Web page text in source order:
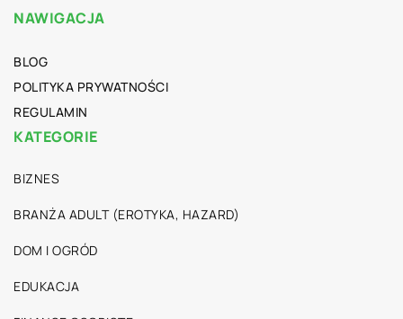
NAWIGACJA
BLOG
POLITYKA PRYWATNOŚCI
REGULAMIN
KATEGORIE
BIZNES
BRANŻA ADULT (EROTYKA, HAZARD)
DOM I OGRÓD
EDUKACJA